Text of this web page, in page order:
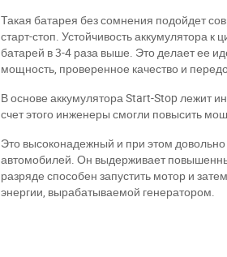
Такая батарея без сомнения подойдет
старт-стоп. Устойчивость аккумулятора
батарей в 3-4 раза выше. Это делает ее
мощность, проверенное качество и
В основе аккумулятора Start-Stop лежит
счет этого инженеры смогли повысить
Это высоконадежный и при этом
автомобилей. Он выдерживает
разряде способен запустить мотор и
энергии, вырабатываемой генератором.